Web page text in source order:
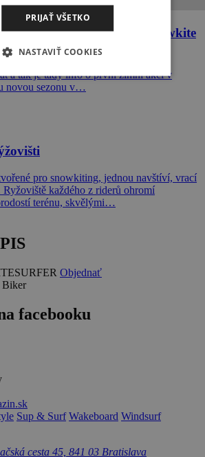
tu máme prvú parádnu snowkite
a tak je tady info o první zimní akci v
novou sezonu v…
pro snowkiting, jednou navštíví, vrací
Ryžoviště každého z riderů ohromí
terénu, skvělými…
Objednať
facebooku
Sup & Surf Wakeboard Windsurf
cesta 45, 841 03 Bratislava
PRIJAŤ VŠETKO
NASTAVIŤ COOKIES